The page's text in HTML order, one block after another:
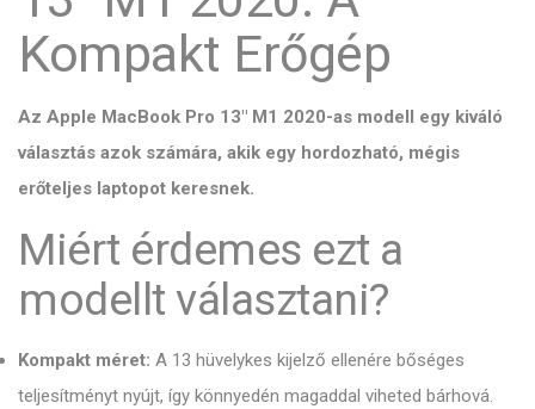
Kompakt Erőgép
Az Apple MacBook Pro 13" M1 2020-as modell egy kiváló
választás azok számára, akik egy hordozható, mégis
erőteljes laptopot keresnek.
Miért érdemes ezt a
modellt választani?
Kompakt méret: A 13 hüvelykes kijelző ellenére bőséges
teljesítményt nyújt, így könnyedén magaddal viheted bárhová.